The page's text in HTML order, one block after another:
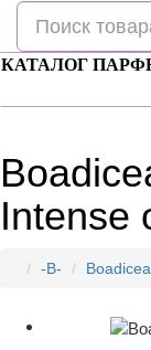
КАТАЛОГ
Intense
-B-